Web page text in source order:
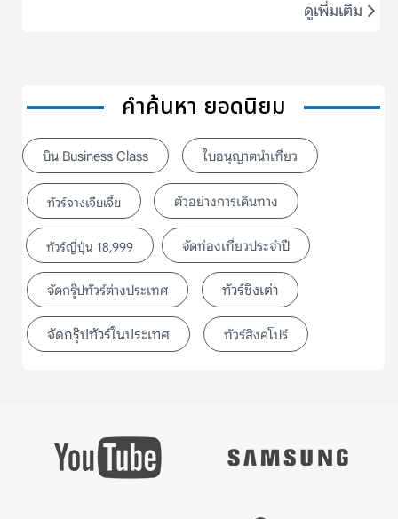
ดูเพิ่มเติม
คำค้นหา ยอดนิยม
บิน Business Class ใบอนุญาตนำเที่ยว
ทัวร์จางเจียเจี้ย ตัวอย่างการเดินทาง
ทัวร์ญี่ปุ่น 18,999 จัดท่องเที่ยวประจำปี
จัดกรุ๊ปทัวร์ต่างประเทศ ทัวร์ชิงเต่า
จัดกรุ๊ปทัวร์ในประเทศ ทัวร์สิงคโปร์